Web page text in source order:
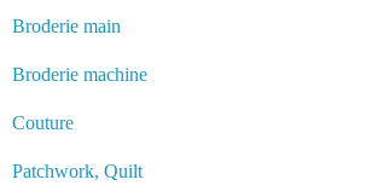
Broderie main
Broderie machine
Couture
Patchwork, Quilt